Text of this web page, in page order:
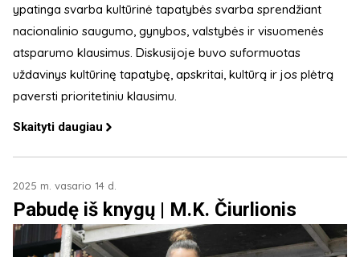
ypatinga svarba kultūrinė tapatybės svarba sprendžiant
nacionalinio saugumo, gynybos, valstybės ir visuomenės
atsparumo klausimus. Diskusijoje buvo suformuotas
uždavinys kultūrinę tapatybę, apskritai, kultūrą ir jos plėtrą
paversti prioritetiniu klausimu.
Skaityti daugiau
2025 m. vasario 14 d.
Pabudę iš knygų | M.K. Čiurlionis